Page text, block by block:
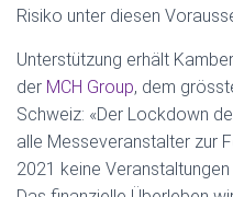
Risiko unter diesen
Unterstützung erhält
der MCH Group, dem
Schweiz: «Der Lockdown
alle Messeveranstalter zur
2021 keine